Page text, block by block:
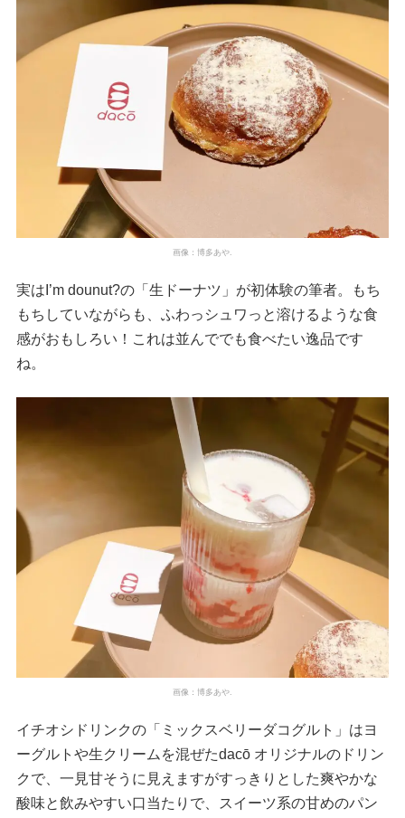
画像：博多あや.
実はI’m dounut?の「生ドーナツ」が初体験の筆者。もち
もちしていながらも、ふわっシュワっと溶けるような食
感がおもしろい！これは並んででも食べたい逸品です
ね。
画像：博多あや.
イチオシドリンクの「ミックスベリーダコグルト」はヨ
ーグルトや生クリームを混ぜたdacō オリジナルのドリン
クで、一見甘そうに見えますがすっきりとした爽やかな
酸味と飲みやすい口当たりで、スイーツ系の甘めのパン